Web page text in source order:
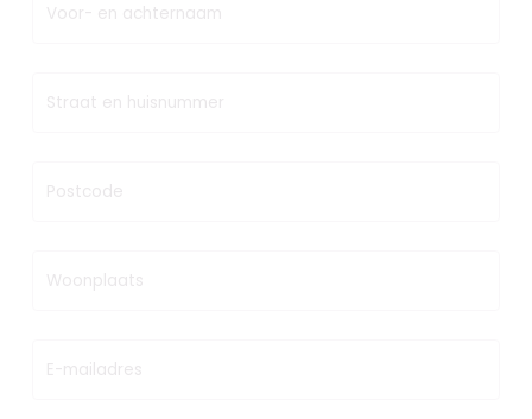
Voor- en achternaam
Straat en huisnummer
Postcode
Woonplaats
E-mailadres